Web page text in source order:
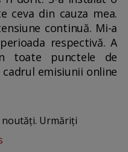
ceva din cauza mea.
continuă. Mi-a
respectivă. A
toate punctele de
emisiunii online
Urmăriți